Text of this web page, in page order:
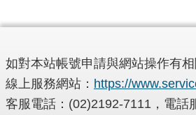
如對本站帳號申請與網站操作有
線上服務網站： https://
客服電話：(02)2192-7111，電話